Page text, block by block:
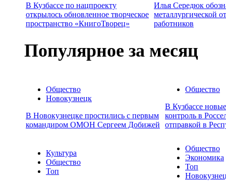
В Кузбассе по нацпроекту
открылось обновленное творческое
пространство «КнигоТворец»
Илья Середюк
металлургической
работников
Популярное за месяц
Общество
Новокузнецк
В Новокузнецке простились с первым
командиром ОМОН Сергеем Добижей
Общество
В Кузбассе
контроль в
отправкой в
Культура
Общество
Топ
Общество
Экономика
Топ